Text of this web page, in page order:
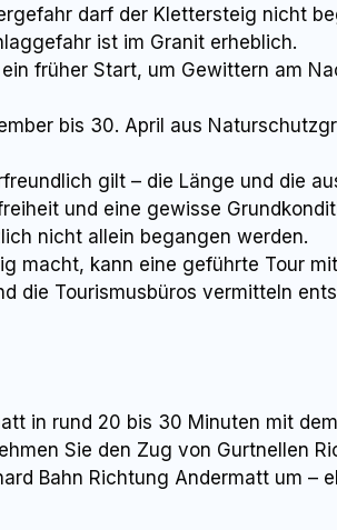
darf der Klettersteig nicht
ist im Granit erheblich.
früher Start, um Gewittern am
bis 30. April aus
gilt – die Länge und die
und eine gewisse
nicht allein begangen werden.
macht, kann eine geführte Tour
die Tourismusbüros vermitteln
in rund 20 bis 30 Minuten mit
Sie den Zug von Gurtnellen
Bahn Richtung Andermatt um –